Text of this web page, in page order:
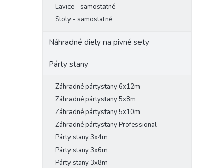
Lavice - samostatné
Stoly - samostatné
Náhradné diely na pivné sety
Párty stany
Záhradné pártystany 6x12m
Záhradné pártystany 5x8m
Záhradné pártystany 5x10m
Záhradné pártystany Professional
Párty stany 3x4m
Párty stany 3x6m
Párty stany 3x8m